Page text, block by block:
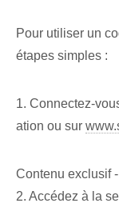
Pour utiliser un
étapes simples :
1. Connectez-
ation ou sur
Contenu exclusif
2. Accédez à la